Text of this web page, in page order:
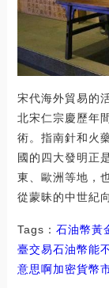
宋代海外貿易的
北宋仁宗慶歷年
術。指南針和火
國的四大發明正
東、歐洲等地，
從蒙昧的中世紀
Tags： 石油幣黃
臺交易石油幣能
意思啊加密貨幣